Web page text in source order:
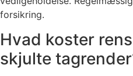
forsikring.
Hvad koster
skjulte